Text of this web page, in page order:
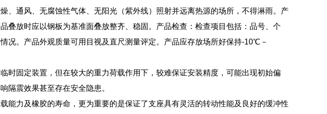
、通风、无腐蚀性气体、无阳光（紫外线）照射并远离热源的场所，不得淋雨。产
叠放时应以钢板为基准面叠放整齐、稳固。产品检查：检查项目包括：品号、个
况。产品外观质量可用目视及直尺测量评定。产品应存放场所好保持-10℃－
时固定装置，但在较大的重力荷载作用下，较难保证安装精度，可能出现初始偏
隔震效果甚至存在安全隐患。
能力及橡胶的寿命，更为重要的是保证了支座具有灵活的转动性能及良好的缓冲性